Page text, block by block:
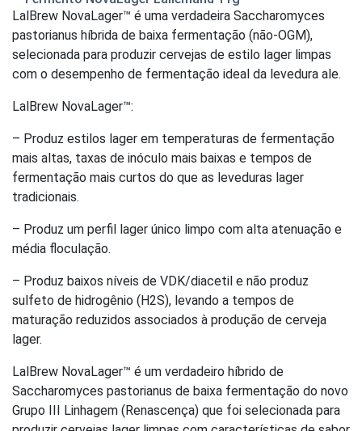
LalBrew NovaLager™ é uma verdadeira Saccharomyces
pastorianus híbrida de baixa fermentação (não-OGM),
selecionada para produzir cervejas de estilo lager limpas
com o desempenho de fermentação ideal da levedura ale.
LalBrew NovaLager™:
– Produz estilos lager em temperaturas de fermentação
mais altas, taxas de inóculo mais baixas e tempos de
fermentação mais curtos do que as leveduras lager
tradicionais.
– Produz um perfil lager único limpo com alta atenuação e
média floculação.
– Produz baixos níveis de VDK/diacetil e não produz
sulfeto de hidrogênio (H2S), levando a tempos de
maturação reduzidos associados à produção de cerveja
lager.
LalBrew NovaLager™ é um verdadeiro híbrido de
Saccharomyces pastorianus de baixa fermentação do novo
Grupo III Linhagem (Renascença) que foi selecionada para